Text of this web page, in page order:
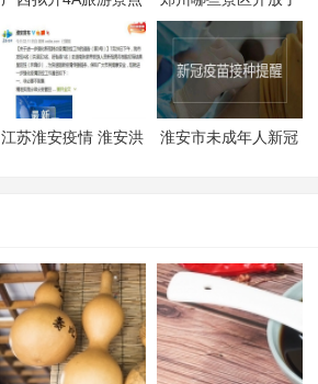
郑州景区什么时候恢
复开放
江苏淮安疫情 淮安洪
淮安市未成年人新冠